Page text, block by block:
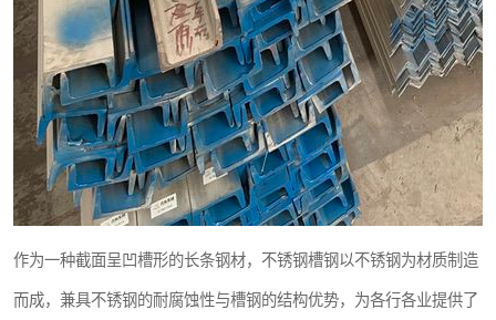
作为一种截面呈凹槽形的长条钢材，不锈钢槽钢以不锈钢为材质制造
而成，兼具不锈钢的耐腐蚀性与槽钢的结构优势，为各行各业提供了